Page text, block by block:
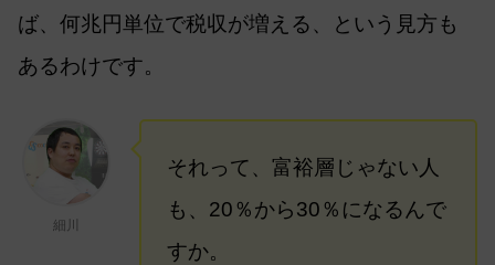
ば、何兆円単位で税収が増える、という見方も
あるわけです。
細川
それって、富裕層じゃない人
も、20％から30％になるんで
すか。